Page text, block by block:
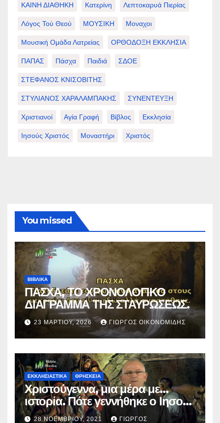
ΚΑΙΝΗ ΔΙΑΘΗΚΗ Κατερίνη Λεπτοκαρυά Πιερίας
Λόγος Τού Θεού ΜΟΥΣΙΚΗ Μοναχοι
Μουσική Ομάδα Λατρείας ΟΡΘΟΔΟΞΗ ΕΚΚΛΗΣΙΑ
ΠΑΠΑΣ Πάσχα Παιδιά ΣΔΟΕ
ΣΤΕΦΑΝΟΣ ΚΝΙΣΟΒΙΤΗΣ
ΣΤΥΛΙΑΝΟΣ ΧΑΡΑΛΑΜΠΑΚΗΣ ΣΥΝΕΝΤΕΥΞΗ
Χριστιανοί Αγία Γραφή Βίβλος Εκκλησία
Ιησούς Χριστός Μοναστήρι Χριστός
You missed
ΒΙΒΛΙΚΑ
ΠΑΣΧΑ, ΤΟ ΧΡΟΝΟΛΟΓΙΚΟ
ΔΙΑΓΡΑΜΜΑ ΤΗΣ ΣΤΑΥΡΩΣΕΩΣ.
23 ΜΑΡΤΊΟΥ, 2026 ΓΙΏΡΓΟΣ ΟΙΚΟΝΟΜΊΔΗΣ
ΕΚΚΛΗΣΙΑΣΤΙΚΑ ΘΡΗΣΚΕΙΑ
Χριστούγεννα, μια μέρα με…
ιστορία. Πότε γεννήθηκε ο Ιησούς
Χριστός; (Βίντεο).
28 ΝΟΕΜΒΡΊΟΥ, 2021 ΓΙΏΡΓΟΣ